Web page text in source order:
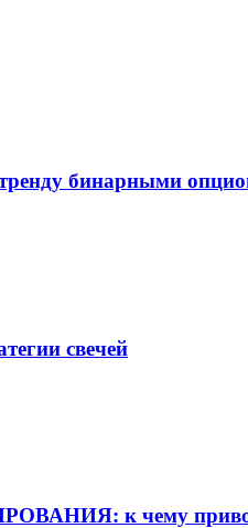
бинарными
свечей
к чему